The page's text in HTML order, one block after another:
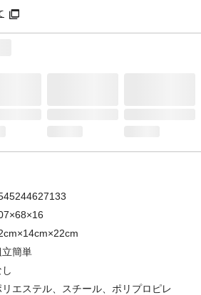
立簡単
リエステル、スチール、ポリプロピレ